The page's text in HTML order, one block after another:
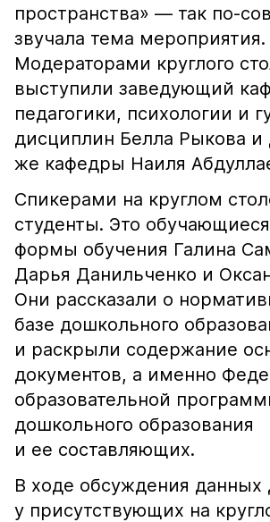
пространства» — так по-
звучала тема мероприятия.
Модераторами круглого
выступили заведующий
педагогики, психологии и
дисциплин Белла Рыкова и
же кафедры Наиля
Спикерами на круглом
студенты. Это
формы обучения Галина
Дарья Данильченко и
Они рассказали о
базе дошкольного
и раскрыли содержание
документов, а именно
образовательной
дошкольного образования
и ее составляющих.
В ходе обсуждения данных
у присутствующих на